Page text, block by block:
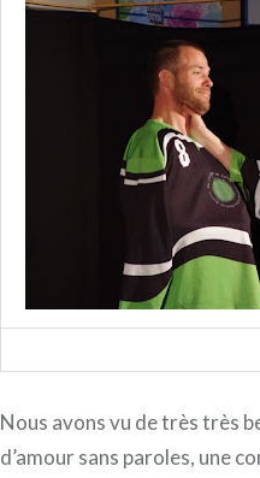
Nous avons vu de très très
d’amour sans paroles, une